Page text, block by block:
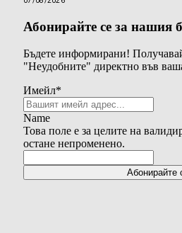
Абонирайте се за нашия
Бъдете информирани!
"Неудобните" директно във
Имейл*
Name
Това поле е за целите на
остане непроменено.